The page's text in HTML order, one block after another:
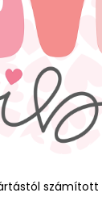
számított